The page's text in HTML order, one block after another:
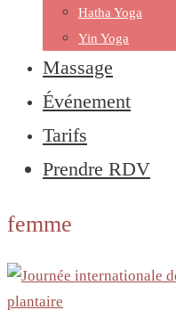
Hatha Yoga
Yin Yoga
Massage
Événement
Tarifs
Prendre RDV
femme